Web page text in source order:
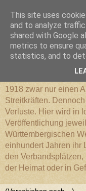
1918 zwar nur einen
Streitkräften.
Verluste. Hier wird in
Veröffentlichung
Württembergischen
einhundert Jahren ihr
den
der Heimat oder in
This site uses
and to analyze
shared with Google
metrics to ensure
statistics, and to